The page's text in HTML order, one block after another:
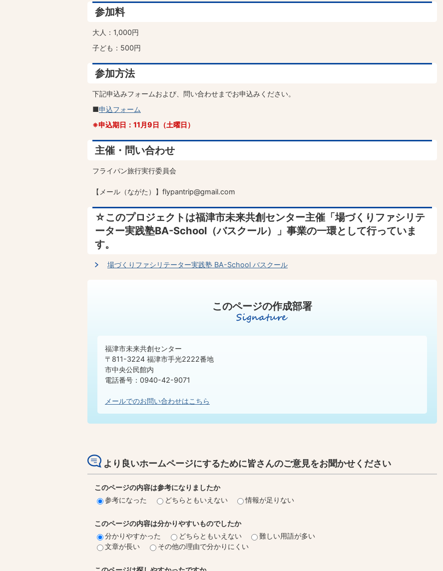
参加料
大人：1,000円
子ども：500円
参加方法
下記申込みフォームおよび、問い合わせまでお申込みください。
■申込フォーム
※申込期日：11月9日（土曜日）
主催・問い合わせ
フライパン旅行実行委員会
【メール（ながた）】flypantrip@gmail.com
☆このプロジェクトは福津市未来共創センター主催「場づくりファシリテ
ーター実践塾BA-School（バスクール）」事業の一環として行っていま
す。
場づくりファシリテーター実践塾 BA-School バスクール
このページの作成部署
福津市未来共創センター
〒811-3224 福津市手光2222番地
市中央公民館内
電話番号：0940-42-9071
メールでのお問い合わせはこちら
より良いホームページにするために皆さんのご意見をお聞かせください
このページの内容は参考になりましたか
参考になった
どちらともいえない 情報が足りない
このページの内容は分かりやすいものでしたか
分かりやすかった
どちらともいえない
難しい用語が多い
文章が長い
その他の理由で分かりにくい